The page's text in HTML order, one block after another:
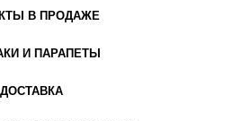
В ПРОДАЖЕ
И ПАРАПЕТЫ
ДОСТАВКА